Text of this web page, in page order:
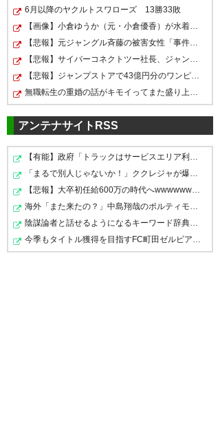
内田すげーー！！ ナイスゴー
ル！！ ナイス勝利！！ #vfk
— せきちゃん (SEKICHANDE)
2019, 6月 22
2-5！！！！逆転勝ち！！！ FC
琉球のホーム30試合無敗記録を
止めたのはヴァンフォーレ甲府
でした👏⚽️ #vfk
終わってみれば圧勝…… って言
ってもいいの…… か？ #vfk
— みつき／ＩＤＳ！ (Mitsuki_T)
2019, 6月 22
ヴァンフォーレ甲府がエンター
テイナー過ぎておれのハートが
持たない。
— かんなにらせ (yp_nirase)
2019, 6月 22
しかし、5人で5得点は最高だし
内田のフリーキック遂に炸裂し
たしね。0-2の時点で無理だと思
った自分を怒りたい。笑 #vfk
— きたむー (vfkJ1_3421)2019,
6月 22
最果てのアウェイで勝ったぞ！
これから国際通りで祝杯だあ！
#ヴァンフォーレ甲府 #vfk
6月以降のヤクルトスワローズ 13勝33敗
【画像】小倉ゆうか（元・小倉優香）が水着グラビア復帰…
【悲報】元ジャングル斉藤の被害女性「事件で知名度を上…
【悲報】サイバーコネクトツー社長、ジャンプ公式にブロ…
【悲報】ジャンプストアで43億円分のワンピースナルトグ…
無職転生の重婚の話がキモイってまた盛り上がってる
アンテナサイトRSS
【有能】政府「トラックはサービスエリア利用有料化すれ…
「まるで別人じゃないか！」ククレジャが爆発ヘアからま…
【悲報】大卒初任給600万の時代へwwwwwwwwwwwwwwwwwww
海外「また来たの？」中島翔哉のポルティモネンセ電撃復…
陰謀論者と話せるようになるキーワード辞典つくろう→
今季もタイトル獲得を目指すFC町田ゼルビア黒田剛監督が…